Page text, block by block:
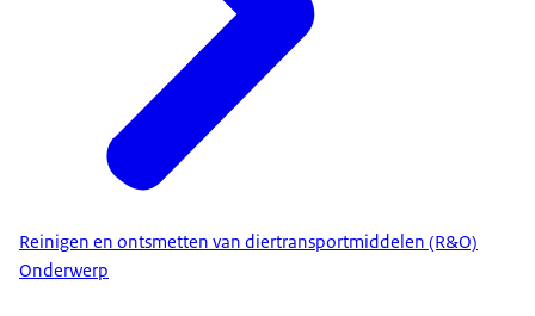
Reinigen en ontsmetten van diertransportmiddelen (R&O)
Onderwerp